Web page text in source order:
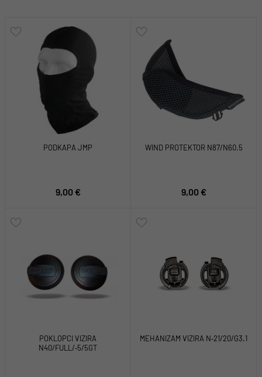
PODKAPA JMP
9,00 €
WIND PROTEKTOR N87/N60.5
9,00 €
POKLOPCI VIZIRA
N40/FULL/‑5/5GT
MEHANIZAM VIZIRA N‑21/20/G3.1